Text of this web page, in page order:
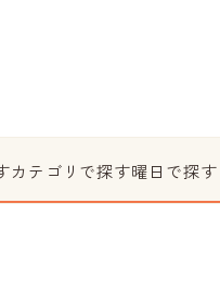
カテゴリで探す曜日で探す